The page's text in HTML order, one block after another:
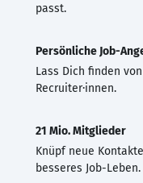
passt.
Persönliche Job-
Lass Dich finden
Recruiter·innen.
21 Mio. Mitglieder
Knüpf neue
besseres Job-Leben.